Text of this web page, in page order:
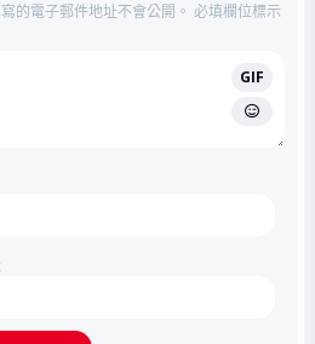
的電子郵件地址不會公開。 必填欄位標示
GIF